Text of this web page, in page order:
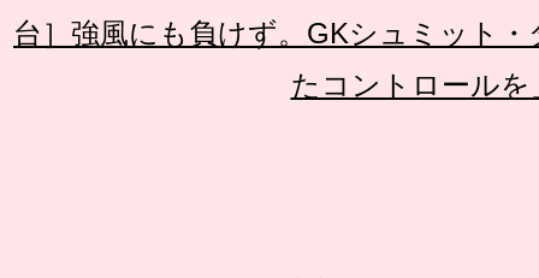
台］強風にも負けず。GKシュミット
たコントロールを